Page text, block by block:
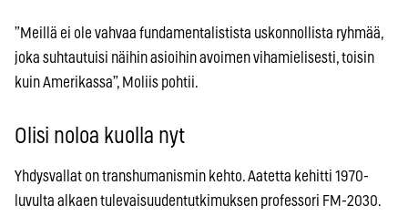
”Meillä ei ole vahvaa fundamentalistista uskonnollista ryhmää,
joka suhtautuisi näihin asioihin avoimen vihamielisesti, toisin
kuin Amerikassa”, Moliis pohtii.
Olisi noloa kuolla nyt
Yhdysvallat on transhumanismin kehto. Aatetta kehitti 1970-
luvulta alkaen tulevaisuudentutkimuksen professori FM-2030.